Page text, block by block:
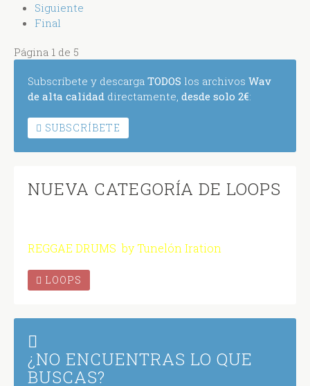
Siguiente
Final
Página 1 de 5
Subscríbete y descarga TODOS los archivos Wav
de alta calidad directamente, desde solo 2€:
SUBSCRÍBETE
NUEVA CATEGORÍA DE LOOPS
REGGAE DRUMS by Tunelón Iration
LOOPS
¿NO ENCUENTRAS LO QUE
BUSCAS?